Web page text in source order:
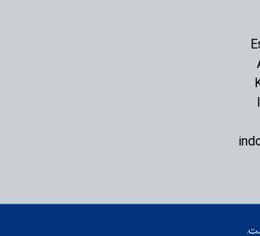
را هدر می‌دهد
در ایام عذر شرعی
سرمایه شناختی؛ سنگر راهبردی جامعه در